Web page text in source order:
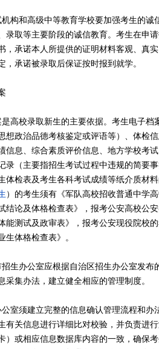
和高级中等教育学校要加强考生的诚
录取等主要阶段的诚信教育。考生在申
，承诺本人所提供的证明材料客观、真
，承诺被录取后保证按时报到就学。
校录取新生的主要依据。考生电子档
想政治品德考核鉴定或评语等）、体检
信息、综合素质评价信息、地方学校考
录（主要指招生考试过程中违规的简要事
体检表及考生各科考试成绩等纸介质材
）的考生须有《军队高校招收普通中学
结论及体格检查表》，报考公安高校公
能测试及政审表》，报考公安现役院校
生体格检查表》。
办公室应根据自治区招生办公室发布
采集办法，建立健全相应的管理制度。
须建立完整的信息确认管理流程和办
有关信息进行详细比对校验，并负责进
）或相应信息数据库内容的一致，确保